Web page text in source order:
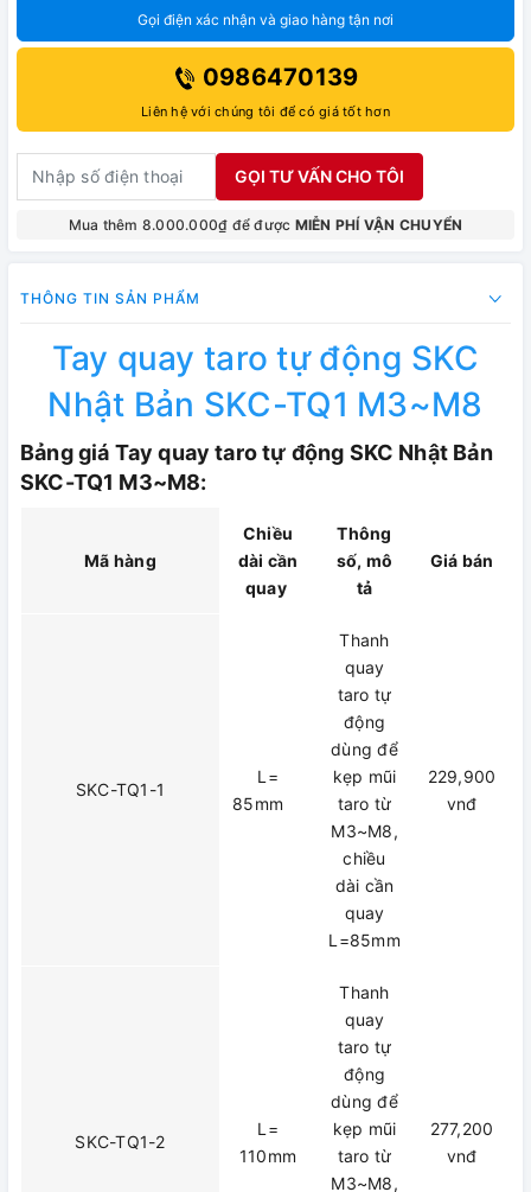
Gọi điện xác nhận và giao hàng tận nơi
0986470139
Liên hệ với chúng tôi để có giá tốt hơn
GỌI TƯ VẤN CHO TÔI
Mua thêm 8.000.000₫ để được MIỄN PHÍ VẬN CHUYỂN
THÔNG TIN SẢN PHẨM
Tay quay taro tự động SKC
Nhật Bản SKC-TQ1 M3~M8
Bảng giá Tay quay taro tự động SKC Nhật Bản
SKC-TQ1 M3~M8:
Mã hàng
Chiều
dài cần
quay
Thông
số, mô
tả
Giá bán
SKC-TQ1-1
L=
85mm
Thanh
quay
taro tự
động
dùng để
kẹp mũi
taro từ
M3~M8,
chiều
dài cần
quay
L=85mm
229,900
vnđ
SKC-TQ1-2
L=
110mm
Thanh
quay
taro tự
động
dùng để
kẹp mũi
taro từ
M3~M8,
277,200
vnđ